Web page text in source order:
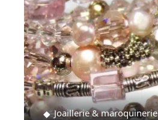
Joaillerie & maroquinerie